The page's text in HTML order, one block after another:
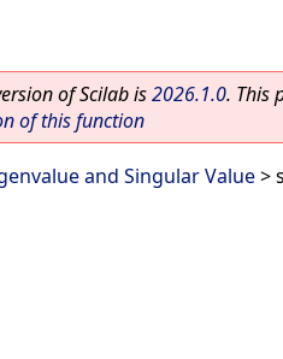
of Scilab is2026.1.0. This
of this function
and Singular Value>